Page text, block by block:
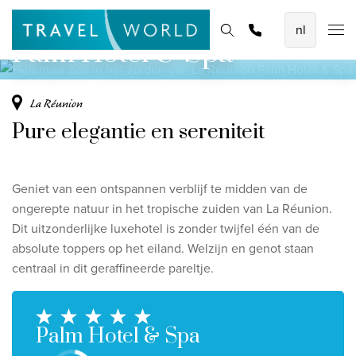
De mooiste vliegvakanties
Baoase Luxury Resort Curaçao
Lux* Grand Baie Resort Mauritius
Constance Halaveli Maldives
Bekijk alle vliegvakanties
Unieke rondreizen
8-daagse Emiraten Ontdekkingsreis
Fly & Drive - Kleuren van Yucatan
Ontdekking Sri Lanka
Bekijk alle rondreizen
Homepage Bestemmingen Thema's Promoties
Offerte aanvragen
Helemaal zen in het zuiden van La Réunion
Palm Hotel & Spa
La Réunion
Pure elegantie en sereniteit
Geniet van een ontspannen verblijf te midden van de
ongerepte natuur in het tropische zuiden van La Réunion.
Dit uitzonderlijke luxehotel is zonder twijfel één van de
absolute toppers op het eiland. Welzijn en genot staan
centraal in dit geraffineerde pareltje.
Palm Hotel & Spa